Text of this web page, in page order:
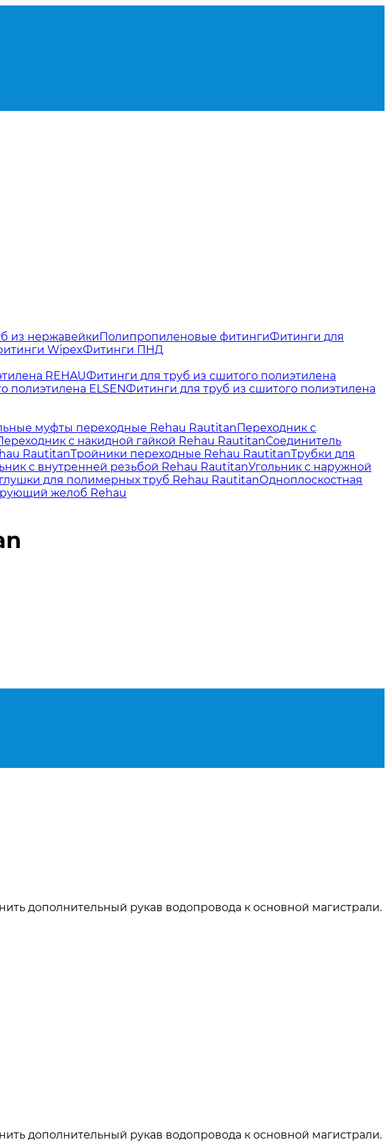
из нержавейкиПолипропиленовые фитингиФитинги для
WipexФитинги ПНД
REHAUФитинги для труб из сшитого полиэтилена
полиэтилена ELSENФитинги для труб из сшитого полиэтилена
муфты переходные Rehau RautitanПереходник с
с накидной гайкой Rehau RautitanСоединитель
RautitanТройники переходные Rehau RautitanТрубки для
с внутренней резьбой Rehau RautitanУгольник с наружной
для полимерных труб Rehau RautitanОдноплоскостная
желоб Rehau
дополнительный рукав водопровода к основной магистрали.
дополнительный рукав водопровода к основной магистрали.